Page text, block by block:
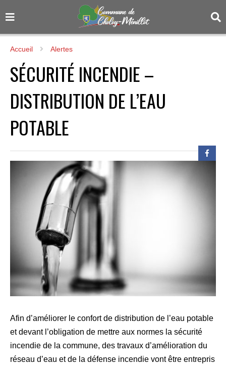
Accueil Alertes
SÉCURITÉ INCENDIE –
DISTRIBUTION DE L’EAU
POTABLE
Afin d’améliorer le confort de distribution de l’eau potable
et devant l’obligation de mettre aux normes la sécurité
incendie de la commune, des travaux d’amélioration du
réseau d’eau et de la défense incendie vont être entrepris